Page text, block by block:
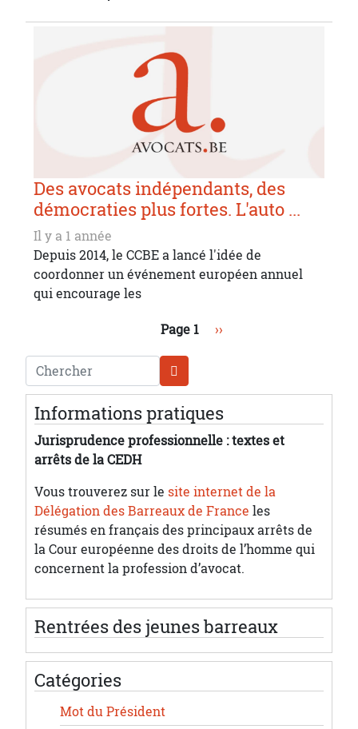
Des avocats indépendants, des
démocraties plus fortes. L'auto ...
Il y a 1 année
Depuis 2014, le CCBE a lancé l'idée de
coordonner un événement européen annuel
qui encourage les
Page 1 Page suivante
››
Chercher
Informations pratiques
Jurisprudence professionnelle : textes et
arrêts de la CEDH
Vous trouverez sur le site internet de la
Délégation des Barreaux de France les
résumés en français des principaux arrêts de
la Cour européenne des droits de l’homme qui
concernent la profession d’avocat.
Rentrées des jeunes barreaux
Catégories
Mot du Président